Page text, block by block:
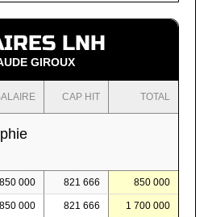
LNH
GIROUX
CAP HIT TOTAL
850 000 821 666 850 000
850 000 821 666 1 700 000